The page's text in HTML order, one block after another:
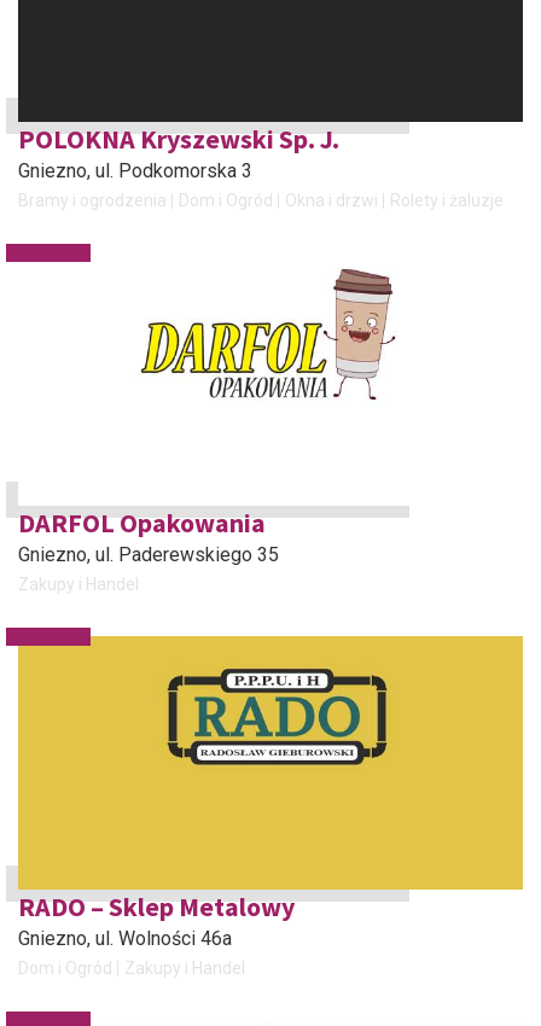
POLOKNA Kryszewski Sp. J.
Gniezno, ul. Podkomorska 3
Bramy i ogrodzenia Dom i Ogród Okna i drzwi Rolety i żaluzje
DARFOL Opakowania
Gniezno, ul. Paderewskiego 35
Zakupy i Handel
RADO – Sklep Metalowy
Gniezno, ul. Wolności 46a
Dom i Ogród Zakupy i Handel